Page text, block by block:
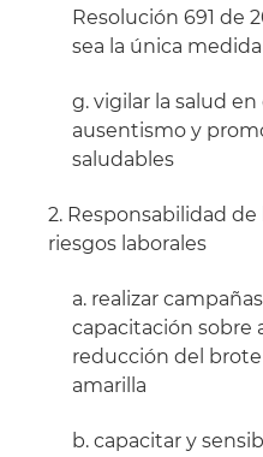
Resolución 691 de
sea la única
g. vigilar la salud
ausentismo y
saludables
2. Responsabilidad
riesgos laborales
a. realizar
capacitación sobre
reducción del
amarilla
b. capacitar y